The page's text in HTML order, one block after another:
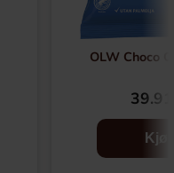
OLW Choco